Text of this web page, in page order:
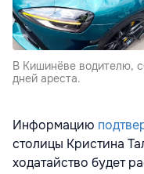
В Кишинёве водителю,
дней ареста.
Информацию
столицы Кристина
ходатайство будет